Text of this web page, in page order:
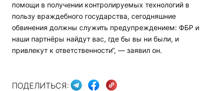
помощи в получении контролируемых технологий в
пользу враждебного государства, сегодняшние
обвинения должны служить предупреждением: ФБР и
наши партнёры найдут вас, где бы вы ни были, и
привлекут к ответственности“, — заявил он.
ПОДЕЛИТЬСЯ: